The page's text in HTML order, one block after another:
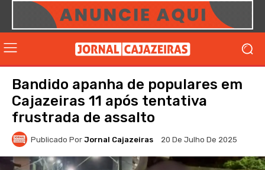
Bandido apanha de populares em
Cajazeiras 11 após tentativa
frustrada de assalto
Publicado Por Jornal Cajazeiras 20 De Julho De 2025